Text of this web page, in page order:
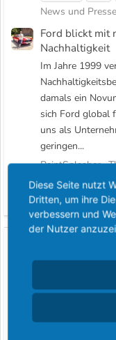
News und
Ford blickt mit
Nachhaltigkeit
Im Jahre 1999
damals ein
sich Ford global
uns als
geringen...
PaintSplasher
sich
werden
Diese Seite nutzt
Dritten, um ihre
verbessern und
der Nutzer